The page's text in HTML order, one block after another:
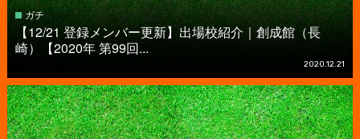
ガチ
【12/21 登録メンバー更新】出場校紹介｜創成館（長
崎）【2020年 第99回...
2020.12.21